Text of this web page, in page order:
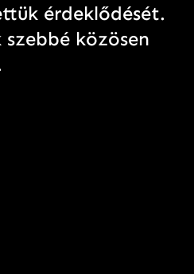
érdeklődését.
szebbé közösen